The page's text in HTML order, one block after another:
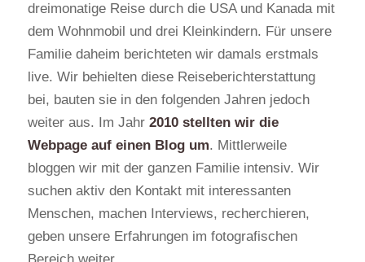
dreimonatige Reise durch die USA und Kanada mit
dem Wohnmobil und drei Kleinkindern. Für unsere
Familie daheim berichteten wir damals erstmals
live. Wir behielten diese Reiseberichterstattung
bei, bauten sie in den folgenden Jahren jedoch
weiter aus. Im Jahr 2010 stellten wir die
Webpage auf einen Blog um. Mittlerweile
bloggen wir mit der ganzen Familie intensiv. Wir
suchen aktiv den Kontakt mit interessanten
Menschen, machen Interviews, recherchieren,
geben unsere Erfahrungen im fotografischen